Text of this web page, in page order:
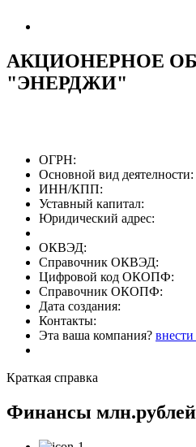
АКЦИОНЕРНОЕ
"ЭНЕРДЖИ"
ОГРН:
Основной вид деятелности:
ИНН/КПП:
Уставный капитал:
Юридический адрес:
ОКВЭД:
Справочник ОКВЭД:
Цифровой код ОКОПФ:
Справочник ОКОПФ:
Дата создания:
Контакты:
Эта ваша компания?
Краткая справка
Финансы млн.рублей